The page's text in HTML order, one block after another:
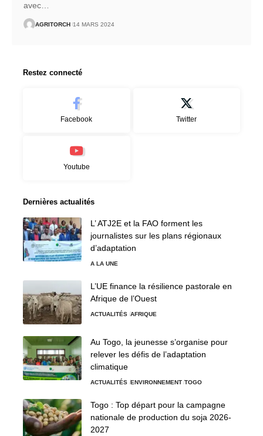
avec…
AGRITORCH 14 MARS 2024
Restez connecté
Facebook Twitter
Youtube
Dernières actualités
L’ ATJ2E et la FAO forment les
journalistes sur les plans régionaux
d’adaptation
A LA UNE
L’UE finance la résilience pastorale en
Afrique de l’Ouest
ACTUALITÉS AFRIQUE
Au Togo, la jeunesse s’organise pour
relever les défis de l’adaptation
climatique
ACTUALITÉS ENVIRONNEMENT TOGO
Togo : Top départ pour la campagne
nationale de production du soja 2026-
2027